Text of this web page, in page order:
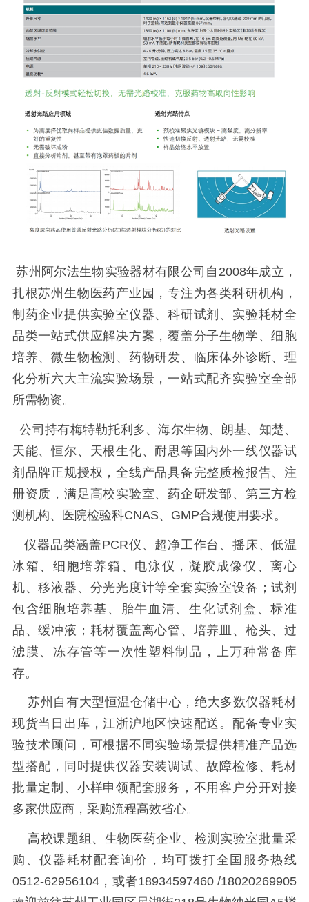
苏州阿尔法生物实验器材有限公司自2008年成立，
扎根苏州生物医药产业园，专注为各类科研机构，
制药企业提供实验室仪器、科研试剂、实验耗材全
品类一站式供应解决方案，覆盖分子生物学、细胞
培养、微生物检测、药物研发、临床体外诊断、理
化分析六大主流实验场景，一站式配齐实验室全部
所需物资。
公司持有梅特勒托利多、海尔生物、朗基、知楚、
天能、恒尔、天根生化、耐思等国内外一线仪器试
剂品牌正规授权，全线产品具备完整质检报告、注
册资质，满足高校实验室、药企研发部、第三方检
测机构、医院检验科CNAS、GMP合规使用要求。
仪器品类涵盖PCR仪、超净工作台、摇床、低温
冰箱、细胞培养箱、电泳仪，凝胶成像仪、离心
机、移液器、分光光度计等全套实验室设备；试剂
包含细胞培养基、胎牛血清、生化试剂盒、标准
品、缓冲液；耗材覆盖离心管、培养皿、枪头、过
滤膜、冻存管等一次性塑料制品，上万种常备库
存。
苏州自有大型恒温仓储中心，绝大多数仪器耗材
现货当日出库，江浙沪地区快速配送。配备专业实
验技术顾问，可根据不同实验场景提供精准产品选
型搭配，同时提供仪器安装调试、故障检修、耗材
批量定制、小样申领配套服务，不用客户分开对接
多家供应商，采购流程高效省心。
高校课题组、生物医药企业、检测实验室批量采
购、仪器耗材配套询价，均可拨打全国服务热线
0512-62956104，或者18934597460 /18020269905